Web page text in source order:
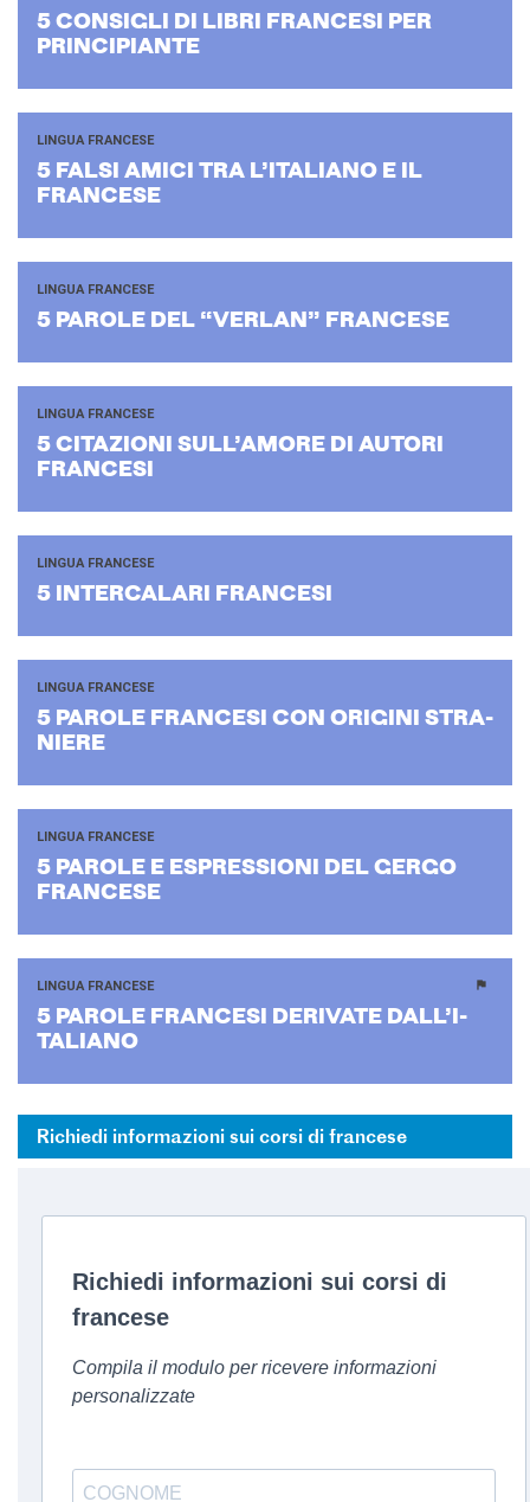
5 CON­SI­GLI DI LIBRI FRAN­CE­SI PER
PRIN­CI­PIAN­TE
LINGUA FRANCESE
5 FALSI AMICI TRA L’I­TA­LIA­NO E IL
FRAN­CE­SE
LINGUA FRANCESE
5 PA­RO­LE DEL “VER­LAN” FRAN­CE­SE
LINGUA FRANCESE
5 CI­TA­ZIO­NI SUL­L’A­MO­RE DI AU­TO­RI
FRAN­CE­SI
LINGUA FRANCESE
5 IN­TER­CA­LA­RI FRAN­CE­SI
LINGUA FRANCESE
5 PA­RO­LE FRAN­CE­SI CON ORI­GI­NI STRA­
NIE­RE
LINGUA FRANCESE
5 PA­RO­LE E ESPRES­SIO­NI DEL GERGO
FRAN­CE­SE
LINGUA FRANCESE
5 PA­RO­LE FRAN­CE­SI DE­RI­VA­TE DAL­L’I­
TA­LIA­NO
Richiedi informazioni sui corsi di francese